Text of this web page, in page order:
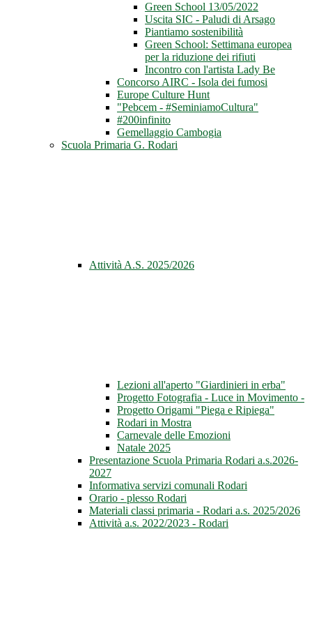
Green School 13/05/2022
Uscita SIC - Paludi di Arsago
Piantiamo sostenibilità
Green School: Settimana europea
per la riduzione dei rifiuti
Incontro con l'artista Lady Be
Concorso AIRC - Isola dei fumosi
Europe Culture Hunt
"Pebcem - #SeminiamoCultura"
#200infinito
Gemellaggio Cambogia
Scuola Primaria G. Rodari
Attività A.S. 2025/2026
Lezioni all'aperto "Giardinieri in erba"
Progetto Fotografia - Luce in Movimento -
Progetto Origami "Piega e Ripiega"
Rodari in Mostra
Carnevale delle Emozioni
Natale 2025
Presentazione Scuola Primaria Rodari a.s.2026-
2027
Informativa servizi comunali Rodari
Orario - plesso Rodari
Materiali classi primaria - Rodari a.s. 2025/2026
Attività a.s. 2022/2023 - Rodari